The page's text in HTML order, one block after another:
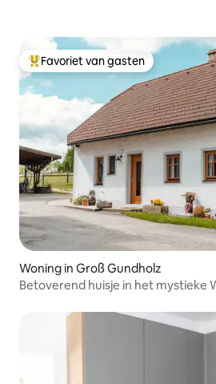
Topfavoriet van gasten
Favoriet van gasten
Woning in Groß Gundholz
Betoverend huisje in het mystieke